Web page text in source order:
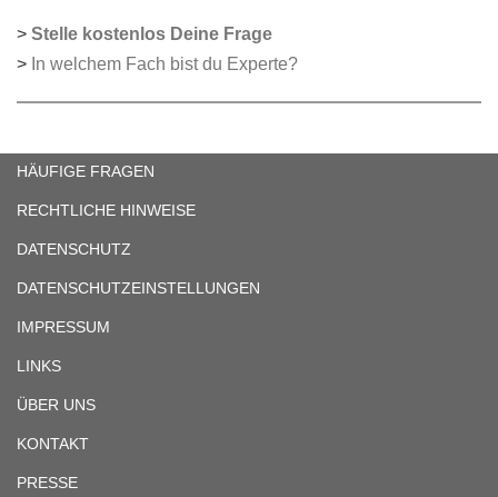
> Stelle kostenlos Deine Frage
> In welchem Fach bist du Experte?
HÄUFIGE FRAGEN
RECHTLICHE HINWEISE
DATENSCHUTZ
DATENSCHUTZEINSTELLUNGEN
IMPRESSUM
LINKS
ÜBER UNS
KONTAKT
PRESSE